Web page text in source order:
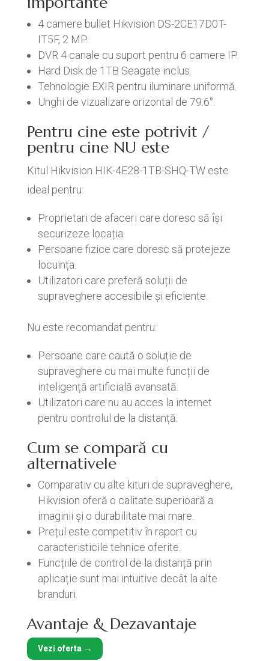
4 camere bullet Hikvision DS-2CE17D0T-
IT5F, 2 MP.
DVR 4 canale cu suport pentru 6 camere IP.
Hard Disk de 1TB Seagate inclus.
Tehnologie EXIR pentru iluminare uniformă.
Unghi de vizualizare orizontal de 79.6°.
Pentru cine este potrivit /
pentru cine NU este
Kitul Hikvision HIK-4E28-1TB-SHQ-TW este
ideal pentru:
Proprietari de afaceri care doresc să își
securizeze locația.
Persoane fizice care doresc să protejeze
locuința.
Utilizatori care preferă soluții de
supraveghere accesibile și eficiente.
Nu este recomandat pentru:
Persoane care caută o soluție de
supraveghere cu mai multe funcții de
inteligență artificială avansată.
Utilizatori care nu au acces la internet
pentru controlul de la distanță.
Cum se compară cu
alternativele
Comparativ cu alte kituri de supraveghere,
Hikvision oferă o calitate superioară a
imaginii și o durabilitate mai mare.
Prețul este competitiv în raport cu
caracteristicile tehnice oferite.
Funcțiile de control de la distanță prin
aplicație sunt mai intuitive decât la alte
branduri.
Avantaje & Dezavantaje
Vezi oferta →